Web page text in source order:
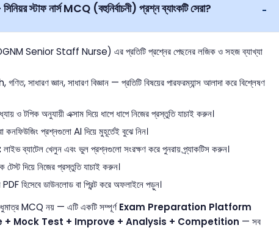
স্টাফ নার্স MCQ (বহুনির্বাচনী) প্রশ্ন ব্যাংকটি সেরা?
Senior Staff Nurse) এর প্রতিটি প্রশ্নের পেছনের লজিক ও সহজ ব্যাখ্যা
সাধারণ জ্ঞান, সাধারণ বিজ্ঞান — প্রতিটি বিষয়ের পারফরম্যান্স আলাদা করে বিশ্লেষণ
ও টপিক অনুযায়ী এক্সাম দিয়ে ধাপে ধাপে নিজের প্রস্তুতি যাচাই করুন।
কনফিউজিং প্রশ্নগুলো AI দিয়ে মুহূর্তেই বুঝে নিন।
লাইভ ব্যাটেল খেলুন এবং ভুল প্রশ্নগুলো সংরক্ষণ করে পুনরায় প্র্যাকটিস করুন।
দিয়ে নিজের প্রস্তুতি যাচাই করুন।
হিসেবে ডাউনলোড বা প্রিন্ট করে অফলাইনে পড়ুন।
MCQ নয় — এটি একটি সম্পূর্ণExam Preparation Platform
+ Mock Test + Improve + Analysis + Competition — সব